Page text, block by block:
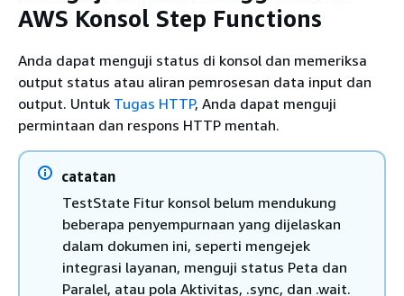
AWS Konsol Step Functions
Anda dapat menguji status di konsol dan memeriksa
output status atau aliran pemrosesan data input dan
output. Untuk Tugas HTTP, Anda dapat menguji
permintaan dan respons HTTP mentah.
catatan
TestState Fitur konsol belum mendukung
beberapa penyempurnaan yang dijelaskan
dalam dokumen ini, seperti mengejek
integrasi layanan, menguji status Peta dan
Paralel, atau pola Aktivitas, .sync, dan .wait.